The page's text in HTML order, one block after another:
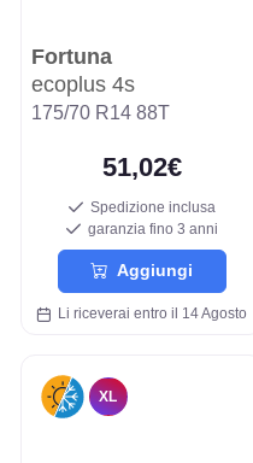
Fortuna
ecoplus 4s
175/70 R14 88T
51,02€
Spedizione inclusa
garanzia fino 3 anni
Aggiungi
Li riceverai entro il 14 Agosto
XL